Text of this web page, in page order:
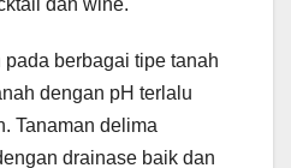
berbagai tipe tanah
dengan pH terlalu
Tanaman delima
drainase baik dan